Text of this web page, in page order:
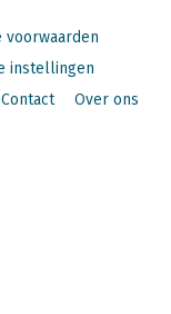
voorwaarden
instellingen
Over ons